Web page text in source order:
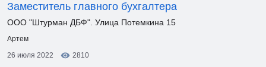
Заместитель главного бухгалтера
ООО "Штурман ДБФ". Улица Потемкина 15
Артем
26 июля 2022
2810